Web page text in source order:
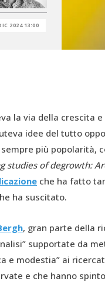
2024 13:00
la via della crescita e
idee del tutto
più popolarità,
studies of degrowth:
che ha fatto
ha suscitato.
, gran parte della
supportate da
e modestia” ai
e che hanno